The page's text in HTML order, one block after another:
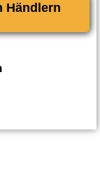
Händlern